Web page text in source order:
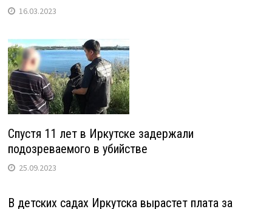
16.03.2023
Спустя 11 лет в Иркутске задержали
подозреваемого в убийстве
25.09.2023
В детских садах Иркутска вырастет плата за